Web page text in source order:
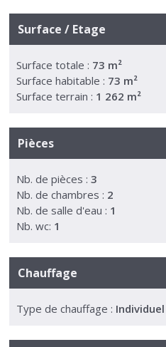
Surface / Etage
Surface totale : 73 m²
Surface habitable : 73 m²
Surface terrain : 1 262 m²
Pièces
Nb. de pièces : 3
Nb. de chambres : 2
Nb. de salle d'eau : 1
Nb. wc: 1
Chauffage
Type de chauffage : Individuel